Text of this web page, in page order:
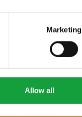
Marketing
Allow all